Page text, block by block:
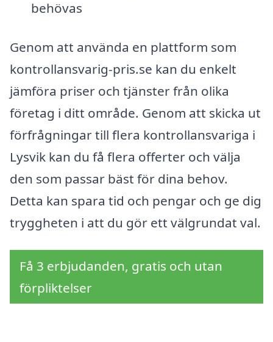
behövas
Genom att använda en plattform som
kontrollansvarig-pris.se kan du enkelt
jämföra priser och tjänster från olika
företag i ditt område. Genom att skicka ut
förfrågningar till flera kontrollansvariga i
Lysvik kan du få flera offerter och välja
den som passar bäst för dina behov.
Detta kan spara tid och pengar och ge dig
tryggheten i att du gör ett välgrundat val.
Få 3 erbjudanden, gratis och utan
förpliktelser